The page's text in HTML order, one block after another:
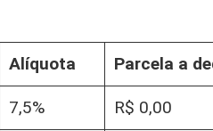
Alíquota Parcela a
7,5% R$ 0,00